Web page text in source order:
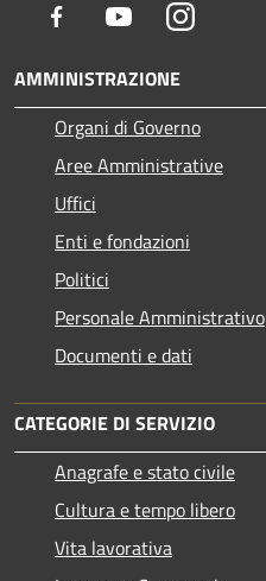
Facebook YoutubeInstagram
AMMINISTRAZIONE
Organi di Governo
Aree Amministrative
Uffici
Enti e fondazioni
Politici
Personale Amministrativo
Documenti e dati
CATEGORIE DI SERVIZIO
Anagrafe e stato civile
Cultura e tempo libero
Vita lavorativa